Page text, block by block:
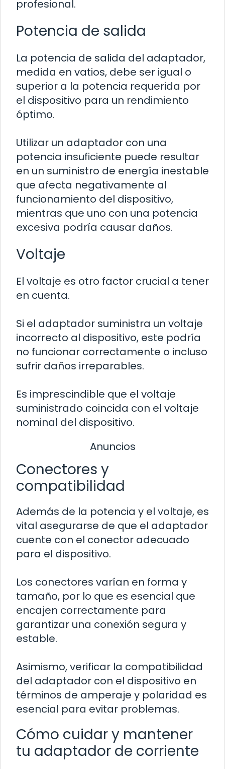
profesional.
Potencia de salida
La potencia de salida del adaptador,
medida en vatios, debe ser igual o
superior a la potencia requerida por
el dispositivo para un rendimiento
óptimo.
Utilizar un adaptador con una
potencia insuficiente puede resultar
en un suministro de energía inestable
que afecta negativamente al
funcionamiento del dispositivo,
mientras que uno con una potencia
excesiva podría causar daños.
Voltaje
El voltaje es otro factor crucial a tener
en cuenta.
Si el adaptador suministra un voltaje
incorrecto al dispositivo, este podría
no funcionar correctamente o incluso
sufrir daños irreparables.
Es imprescindible que el voltaje
suministrado coincida con el voltaje
nominal del dispositivo.
Anuncios
Conectores y
compatibilidad
Además de la potencia y el voltaje, es
vital asegurarse de que el adaptador
cuente con el conector adecuado
para el dispositivo.
Los conectores varían en forma y
tamaño, por lo que es esencial que
encajen correctamente para
garantizar una conexión segura y
estable.
Asimismo, verificar la compatibilidad
del adaptador con el dispositivo en
términos de amperaje y polaridad es
esencial para evitar problemas.
Cómo cuidar y mantener
tu adaptador de corriente